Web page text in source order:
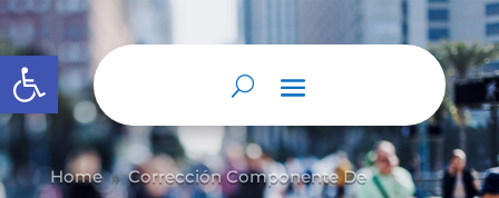
Abrir barra de herramientas
Home 9 Corrección Componente De